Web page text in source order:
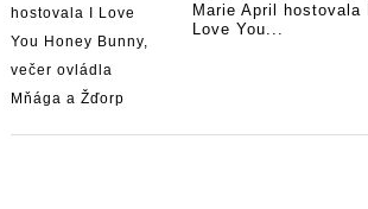
Marie April hostovala I
Love You...